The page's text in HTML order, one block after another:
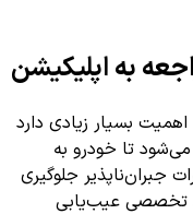
به اپلیکیشن
بررسی به موقع و دقیق کد خطای P0599 اهمیت بسیار زیادی دارد
تا خودرو به
جبران‌ناپذیر جلوگیری
تخصصی عیب‌یابی